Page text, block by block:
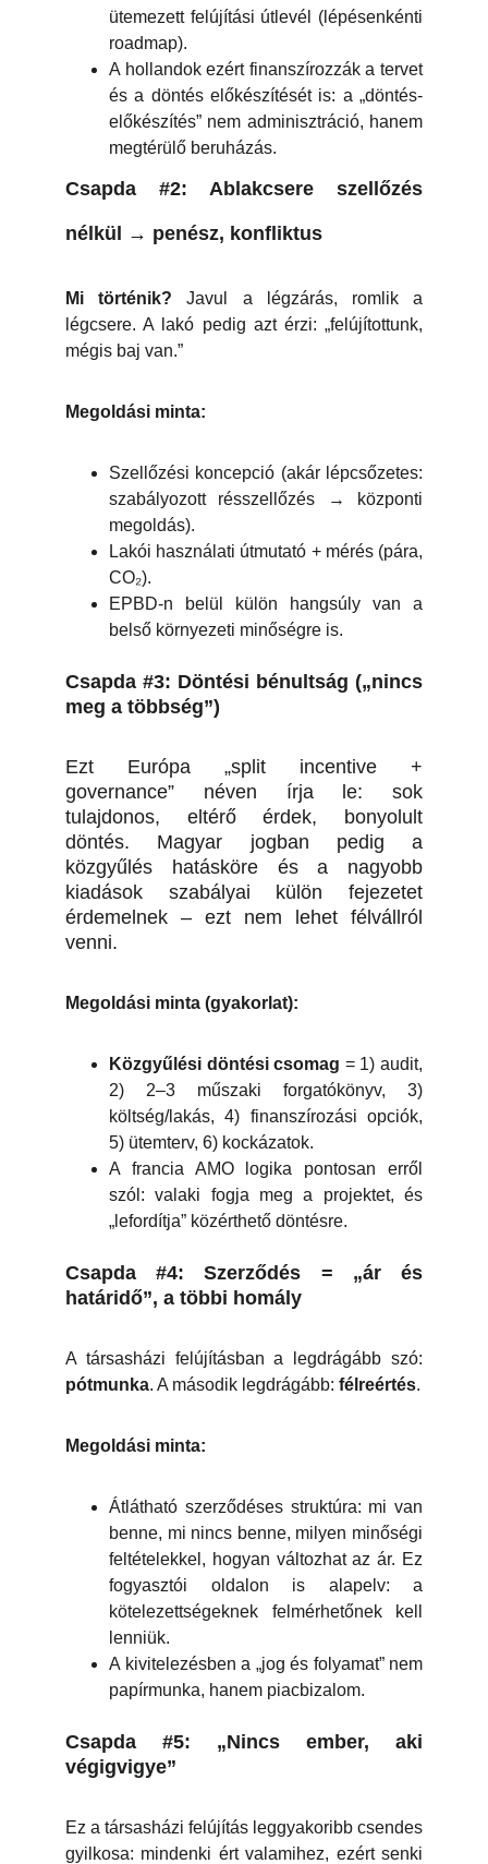
ütemezett felújítási útlevél (lépésenkénti
roadmap).
A hollandok ezért finanszírozzák a tervet
és a döntés előkészítését is: a „döntés-
előkészítés” nem adminisztráció, hanem
megtérülő beruházás.
Csapda #2: Ablakcsere szellőzés
nélkül → penész, konfliktus
Mi történik? Javul a légzárás, romlik a
légcsere. A lakó pedig azt érzi: „felújítottunk,
mégis baj van.”
Megoldási minta:
Szellőzési koncepció (akár lépcsőzetes:
szabályozott résszellőzés → központi
megoldás).
Lakói használati útmutató + mérés (pára,
CO₂).
EPBD-n belül külön hangsúly van a
belső környezeti minőségre is.
Csapda #3: Döntési bénultság („nincs
meg a többség”)
Ezt Európa „split incentive +
governance” néven írja le: sok
tulajdonos, eltérő érdek, bonyolult
döntés. Magyar jogban pedig a
közgyűlés hatásköre és a nagyobb
kiadások szabályai külön fejezetet
érdemelnek – ezt nem lehet félvállról
venni.
Megoldási minta (gyakorlat):
Közgyűlési döntési csomag = 1) audit,
2) 2–3 műszaki forgatókönyv, 3)
költség/lakás, 4) finanszírozási opciók,
5) ütemterv, 6) kockázatok.
A francia AMO logika pontosan erről
szól: valaki fogja meg a projektet, és
„lefordítja” közérthető döntésre.
Csapda #4: Szerződés = „ár és
határidő”, a többi homály
A társasházi felújításban a legdrágább szó:
pótmunka. A második legdrágább: félreértés.
Megoldási minta:
Átlátható szerződéses struktúra: mi van
benne, mi nincs benne, milyen minőségi
feltételekkel, hogyan változhat az ár. Ez
fogyasztói oldalon is alapelv: a
kötelezettségeknek felmérhetőnek kell
lenniük.
A kivitelezésben a „jog és folyamat” nem
papírmunka, hanem piacbizalom.
Csapda #5: „Nincs ember, aki
végigvigye”
Ez a társasházi felújítás leggyakoribb csendes
gyilkosa: mindenki ért valamihez, ezért senki